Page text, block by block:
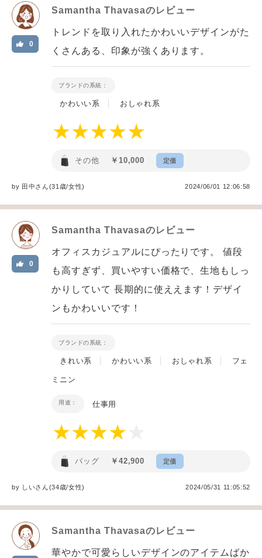
Samantha Thavasaのレビュー
0
トレンドを取り入れたかわいいデザインがた
くさんある、印象が強くあります。
ブランドの系統：
かわいい系 おしゃれ系
その他 ￥10,000 定価
by 田中さん(31歳/女性) 2024/06/01 12:06:58
Samantha Thavasaのレビュー
0
オフィスカジュアルにぴったりです。 値段
も高すぎず、買いやすい価格で、生地もしっ
かりしていて 長期的に使ええます！デザイ
ンもかわいいです！
ブランドの系統：
きれい系 かわいい系 おしゃれ系 フェ
ミニン
用途： 仕事用
バッグ ￥42,900 定価
by しいさん(34歳/女性) 2024/05/31 11:05:52
Samantha Thavasaのレビュー
華やかで可愛らしいデザインのアイテムばか